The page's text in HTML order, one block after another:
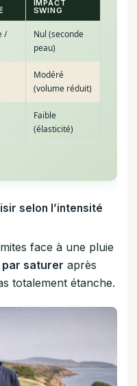
IMPACT
SWING
/
Nul (seconde
peau)
Modéré
(volume réduit)
Faible
(élasticité)
selon l’intensité
face à une pluie
saturer après
totalement étanche.